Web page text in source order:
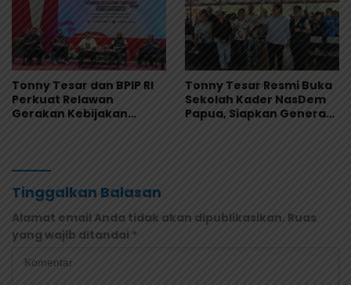
Tonny Tesar dan BPIP RI
Perkuat Relawan
Gerakan Kebijakan
Tonny Tesar Resmi Buka
Sekolah Kader NasDem
Papua, Siapkan Generasi
Tinggalkan Balasan
Alamat email Anda tidak akan dipublikasikan. Ruas
yang wajib ditandai *